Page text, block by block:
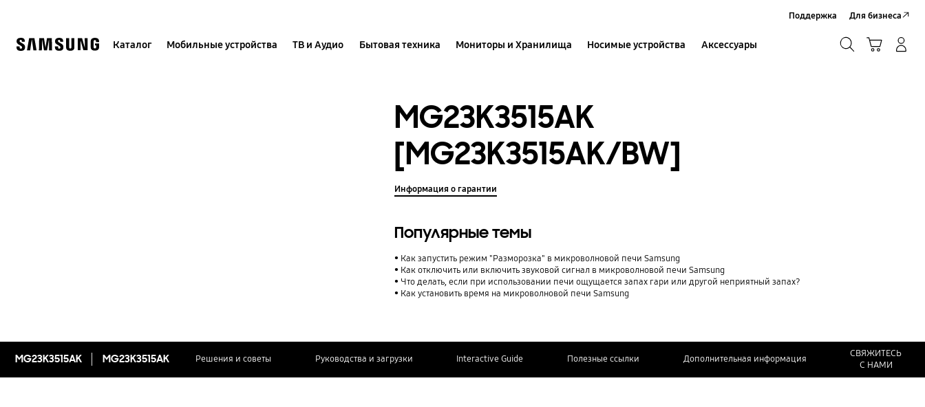
Каталог Мобильные устройства ТВ и Аудио Бытовая техника Мониторы и Хранилища Носимые устройства Аксессуары
Поддержка Для бизнеса
MG23K3515AK
[MG23K3515AK/BW]
Информация о гарантии
Популярные темы
Как запустить режим "Разморозка" в микроволновой печи Samsung
Как отключить или включить звуковой сигнал в микроволновой печи Samsung
Что делать, если при использовании печи ощущается запах гари или другой неприятный запах?
Как установить время на микроволновой печи Samsung
MG23K3515AK MG23K3515AK Решения и советы Руководства и загрузки Interactive Guide Полезные ссылки Дополнительная информация
СВЯЖИТЕСЬ
С НАМИ